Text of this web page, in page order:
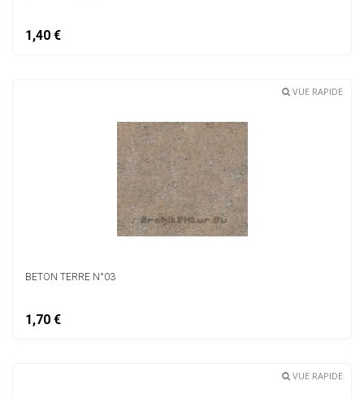
1,40 €
VUE RAPIDE
BETON TERRE N°03
1,70 €
VUE RAPIDE